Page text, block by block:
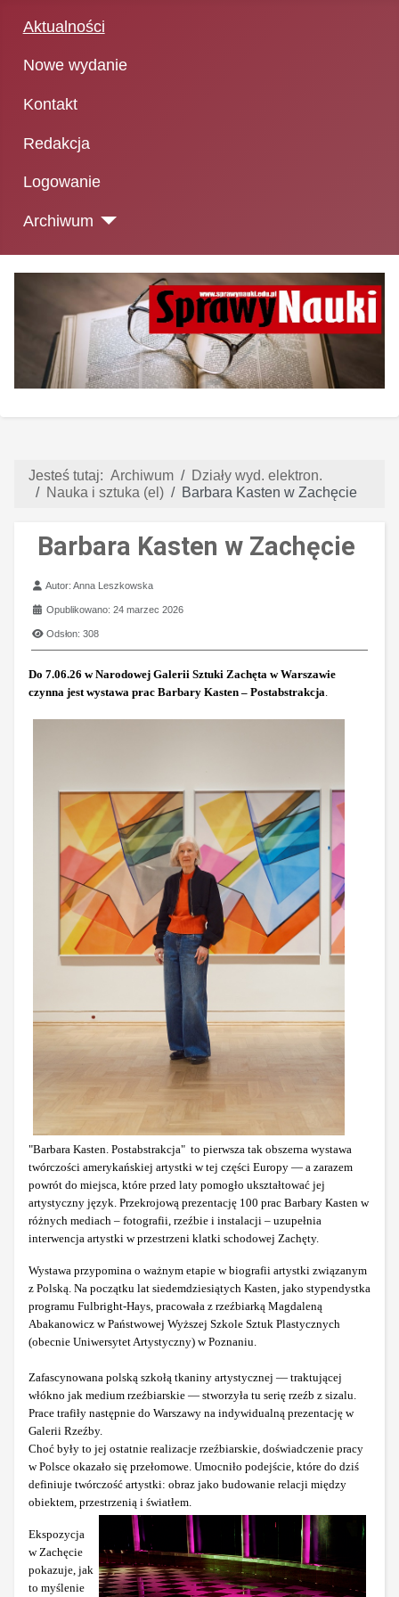
Aktualności
Nowe wydanie
Kontakt
Redakcja
Logowanie
Archiwum
Jesteś tutaj: Archiwum
Działy wyd. elektron.
Nauka i sztuka (el)
Barbara Kasten w Zachęcie
Barbara Kasten w Zachęcie
Szczegóły
Autor:Anna Leszkowska
Opublikowano: 24 marzec 2026
Odsłon: 308
Do 7.06.26 w Narodowej Galerii Sztuki Zachęta w Warszawie
czynna jest wystawa prac Barbary Kasten – Postabstrakcja
"Barbara Kasten. Postabstrakcja" to pierwsza tak obszerna wystawa
twórczości amerykańskiej artystki w tej części Europy — a zarazem
powrót do miejsca, które przed laty pomogło ukształtować jej
artystyczny język. Przekrojową prezentację 100 prac Barbary Kasten w
różnych mediach – fotografii, rzeźbie i instalacji – uzupełnia
interwencja artystki w przestrzeni klatki schodowej Zachęty.
Wystawa przypomina o ważnym etapie w biografii artystki związanym
z Polską. Na początku lat siedemdziesiątych Kasten, jako stypendystka
programu Fulbright-Hays, pracowała z rzeźbiarką Magdaleną
Abakanowicz w Państwowej Wyższej Szkole Sztuk Plastycznych
(obecnie Uniwersytet Artystyczny) w Poznaniu.
Zafascynowana polską szkołą tkaniny artystycznej — traktującej
włókno jak medium rzeźbiarskie — stworzyła tu serię rzeźb z sizalu.
Prace trafiły następnie do Warszawy na indywidualną prezentację w
Galerii Rzeźby.
Choć były to jej ostatnie realizacje rzeźbiarskie, doświadczenie pracy
w Polsce okazało się przełomowe. Umocniło podejście, które do dziś
definiuje twórczość artystki: obraz jako budowanie relacji między
obiektem, przestrzenią i światłem.
Ekspozycja
w Zachęcie
pokazuje, jak
to myślenie